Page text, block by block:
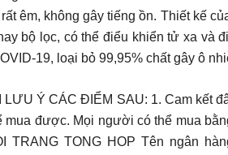
êm, không gây tiếng ồn. Thiết kế
bộ lọc, có thể điểu khiển tử xa
19, loại bỏ 99,95% chất gây ô
Ý CÁC ĐIỂM SAU: 1. Cam kết
được. Mọi người có thể mua
TRANG TONG HOP Tên ngân